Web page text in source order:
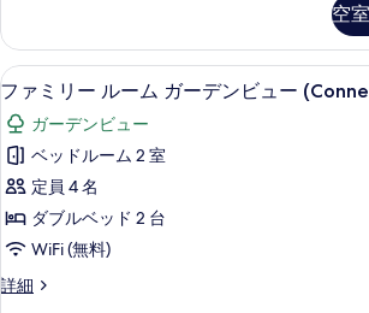
示
す
る
真
を
表
示
す
る
の
す
べ
て
の
写
真
を
表
バ
ル
コ
ー
の
細
空
フ
ァ
ミ
リ
ー
ル
ー
ム
ファミリー
5
ファミリー ルーム ガーデンビュー
ガーデンビュー
ベッドルーム 2 室
定員 4 名
ダブルベッド 2 台
WiFi (無料)
詳細
フ